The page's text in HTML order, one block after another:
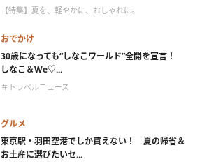
【特集】夏を、軽やかに、おしゃれに。
おでかけ
30歳になっても“しなこワールド”全開を宣言！
しなこ＆We♡...
＃トラベルニュース
グルメ
東京駅・羽田空港でしか買えない！ 夏の帰省＆
お土産に選びたいセ...